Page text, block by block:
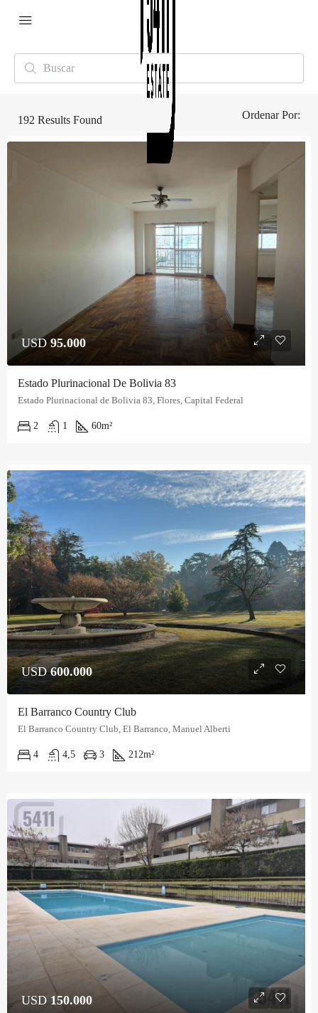
192 Results Found Ordenar Por:
USD 95.000
Estado Plurinacional De Bolivia 83
Estado Plurinacional de Bolivia 83, Flores, Capital Federal
2 1 60m²
USD600.000
El Barranco Country Club
El Barranco Country Club, El Barranco, Manuel Alberti
4 4,5 3 212m²
USD 150.000